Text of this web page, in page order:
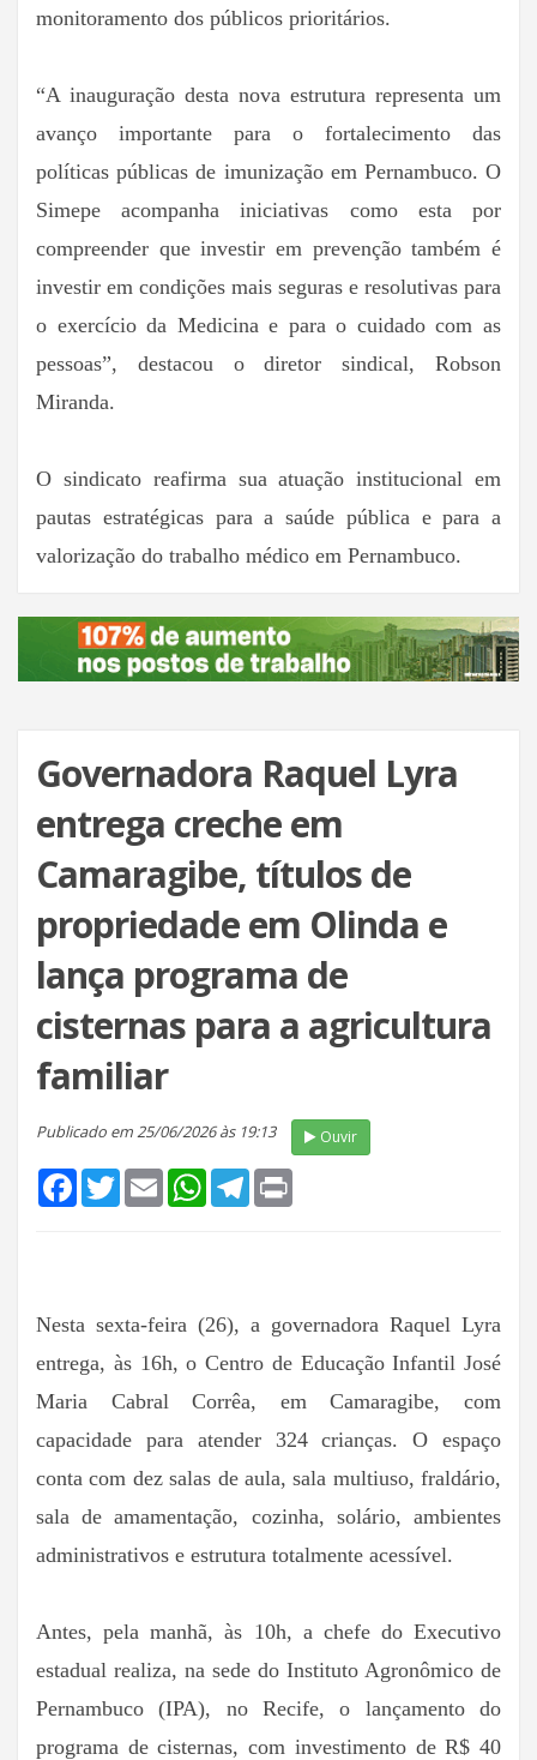
monitoramento dos públicos prioritários.
“A inauguração desta nova estrutura representa um
avanço importante para o fortalecimento das
políticas públicas de imunização em Pernambuco. O
Simepe acompanha iniciativas como esta por
compreender que investir em prevenção também é
investir em condições mais seguras e resolutivas para
o exercício da Medicina e para o cuidado com as
pessoas”, destacou o diretor sindical, Robson
Miranda.
O sindicato reafirma sua atuação institucional em
pautas estratégicas para a saúde pública e para a
valorização do trabalho médico em Pernambuco.
Governadora Raquel Lyra
entrega creche em
Camaragibe, títulos de
propriedade em Olinda e
lança programa de
cisternas para a agricultura
familiar
Publicado em 25/06/2026 às 19:13 Ouvir
FacebookTwitterEmail WhatsApp
Telegram
Nesta sexta-feira (26), a governadora Raquel Lyra
entrega, às 16h, o Centro de Educação Infantil José
Maria Cabral Corrêa, em Camaragibe, com
capacidade para atender 324 crianças. O espaço
conta com dez salas de aula, sala multiuso, fraldário,
sala de amamentação, cozinha, solário, ambientes
administrativos e estrutura totalmente acessível.
Antes, pela manhã, às 10h, a chefe do Executivo
estadual realiza, na sede do Instituto Agronômico de
Pernambuco (IPA), no Recife, o lançamento do
programa de cisternas, com investimento de R$ 40